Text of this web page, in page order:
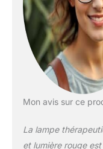
Mon avis sur ce
La lampe
et lumière rouge